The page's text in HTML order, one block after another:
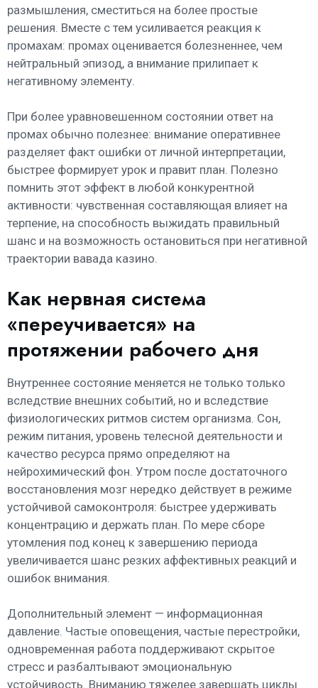
размышления, сместиться на более простые
решения. Вместе с тем усиливается реакция к
промахам: промах оценивается болезненнее, чем
нейтральный эпизод, а внимание прилипает к
негативному элементу.
При более уравновешенном состоянии ответ на
промах обычно полезнее: внимание оперативнее
разделяет факт ошибки от личной интерпретации,
быстрее формирует урок и правит план. Полезно
помнить этот эффект в любой конкурентной
активности: чувственная составляющая влияет на
терпение, на способность выжидать правильный
шанс и на возможность остановиться при негативной
траектории вавада казино.
Как нервная система
«переучивается» на
протяжении рабочего дня
Внутреннее состояние меняется не только только
вследствие внешних событий, но и вследствие
физиологических ритмов систем организма. Сон,
режим питания, уровень телесной деятельности и
качество ресурса прямо определяют на
нейрохимический фон. Утром после достаточного
восстановления мозг нередко действует в режиме
устойчивой самоконтроля: быстрее удерживать
концентрацию и держать план. По мере сборе
утомления под конец к завершению периода
увеличивается шанс резких аффективных реакций и
ошибок внимания.
Дополнительный элемент — информационная
давление. Частые оповещения, частые перестройки,
одновременная работа поддерживают скрытое
стресс и разбалтывают эмоциональную
устойчивость. Вниманию тяжелее завершать циклы